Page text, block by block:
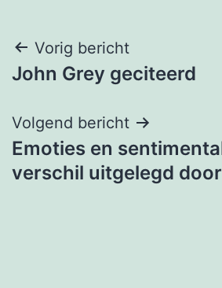
Bericht
navigatie
Vorig bericht
John Grey geciteerd
Volgend bericht
Emoties en
verschil uitgelegd